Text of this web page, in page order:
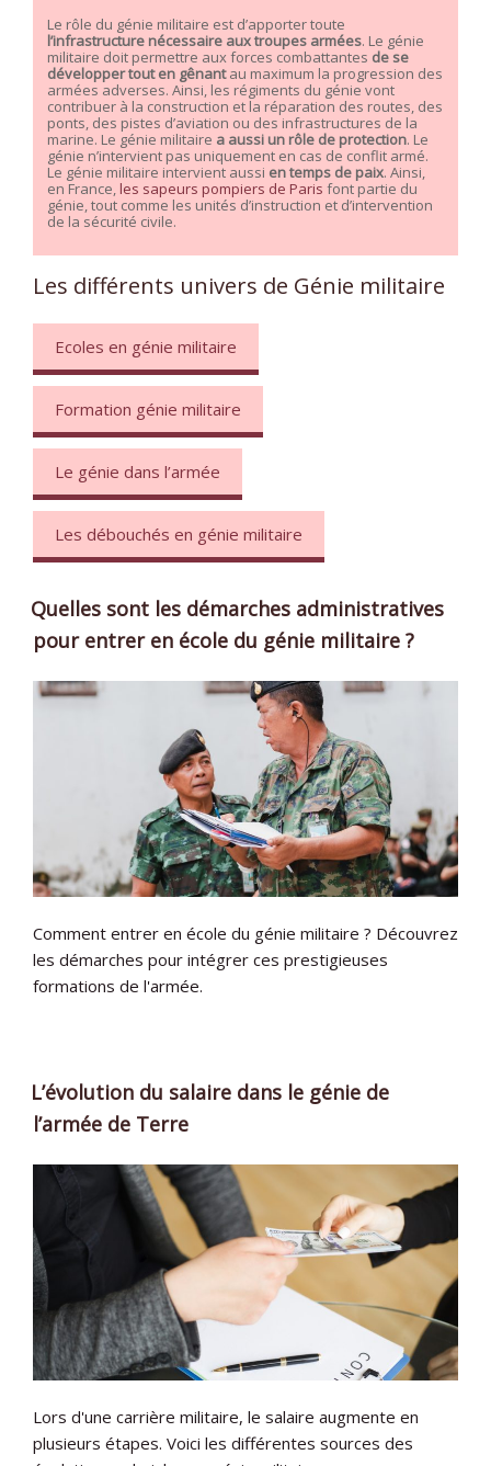
Le rôle du génie militaire est d’apporter toute
l’infrastructure nécessaire aux troupes armées. Le génie
militaire doit permettre aux forces combattantes de se
développer tout en gênantau maximum la progression des
armées adverses. Ainsi, les régiments du génie vont
contribuer à la construction et la réparation des routes, des
ponts, des pistes d’aviation ou des infrastructures de la
marine. Le génie militaire a aussi un rôle de protection. Le
génie n’intervient pas uniquement en cas de conflit armé.
Le génie militaire intervient aussi en temps de paix. Ainsi,
en France, les sapeurs pompiers de Paris font partie du
génie, tout comme les unités d’instruction et d’intervention
de la sécurité civile.
Les différents univers de Génie militaire
Ecoles en génie militaire
Formation génie militaire
Le génie dans l’armée
Les débouchés en génie militaire
Quelles sont les démarches administratives
pour entrer en école du génie militaire ?
Comment entrer en école du génie militaire ? Découvrez
les démarches pour intégrer ces prestigieuses
formations de l'armée.
L’évolution du salaire dans le génie de
l’armée de Terre
Lors d'une carrière militaire, le salaire augmente en
plusieurs étapes. Voici les différentes sources des